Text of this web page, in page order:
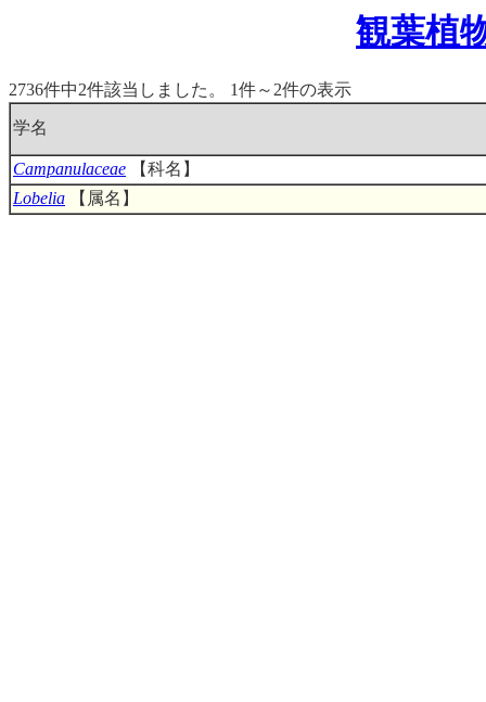
観葉植
2736件中2件該当しました。 1件～2件の表示
学名
Campanulaceae
【科名】
Lobelia
【属名】